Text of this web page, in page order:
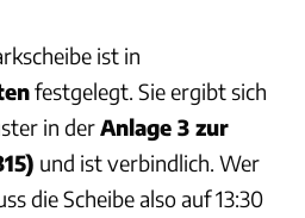
ist in
festgelegt. Sie ergibt sich
in derAnlage 3 zur
und ist verbindlich. Wer
die Scheibe also auf 13:30